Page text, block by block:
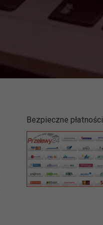
Bezpieczne płatności